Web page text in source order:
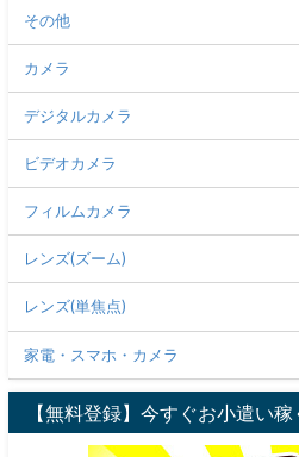
その他
カメラ
デジタルカメラ
ビデオカメラ
フィルムカメラ
レンズ(ズーム)
レンズ(単焦点)
家電・スマホ・カメラ
【無料登録】今すぐお小遣い稼